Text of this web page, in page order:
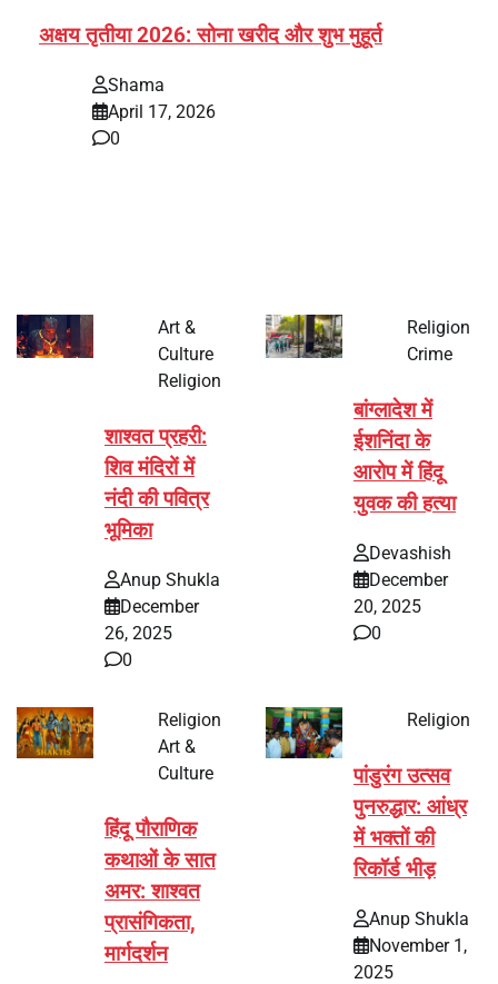
अक्षय तृतीया 2026: सोना खरीद और शुभ मुहूर्त
Shama
April 17, 2026
0
Art &
Culture
Religion
शाश्वत प्रहरी:
शिव मंदिरों में
नंदी की पवित्र
भूमिका
Anup Shukla
December
26, 2025
0
Religion
Crime
बांग्लादेश में
ईशनिंदा के
आरोप में हिंदू
युवक की हत्या
Devashish
December
20, 2025
0
Religion
Art &
Culture
हिंदू पौराणिक
कथाओं के सात
अमर: शाश्वत
प्रासंगिकता,
मार्गदर्शन
Religion
पांडुरंग उत्सव
पुनरुद्धार: आंध्र
में भक्तों की
रिकॉर्ड भीड़
Anup Shukla
November 1,
2025